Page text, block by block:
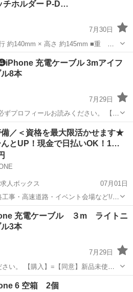
チホルダー P-D…
7月30日
140mm × 高さ 約145mm ■重
■対応機種 およそ4.6～6.9イン
節 可 ■商品説明...
ELECOM
充電ケーブル 3mアイフ
8本
7月29日
ずプロフィールお読みください。 【購
でも
ケーブル
／＜資格を最大限活かせます★
んとUP！現金で日払いOK！1…
人ボックス
07月01日
工事・高速道路・イベント会場など!/
あり! <主な業務内容> 歩行者や車両の
然に防ぐお仕事です。 地域の“安
...
充電ケーブル ３m ライトニ
3本
7月29日
い。 【購入】=【同意】新品未使用
ようでしたらこのままお手続きをお
iPhone11
6 空箱 2個